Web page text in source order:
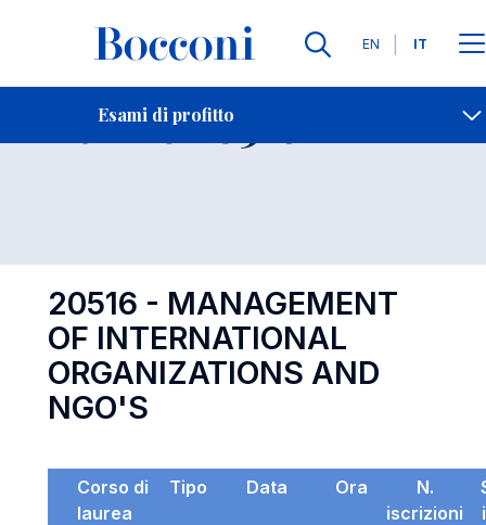
Lingue
EN IT
Esami di profitto
Contatti
Esame 20516 Open
20516 - MANAGEMENT
OF INTERNATIONAL
ORGANIZATIONS AND
NGO'S
Corso di
laurea
Tipo Data Ora
N.
iscrizioni